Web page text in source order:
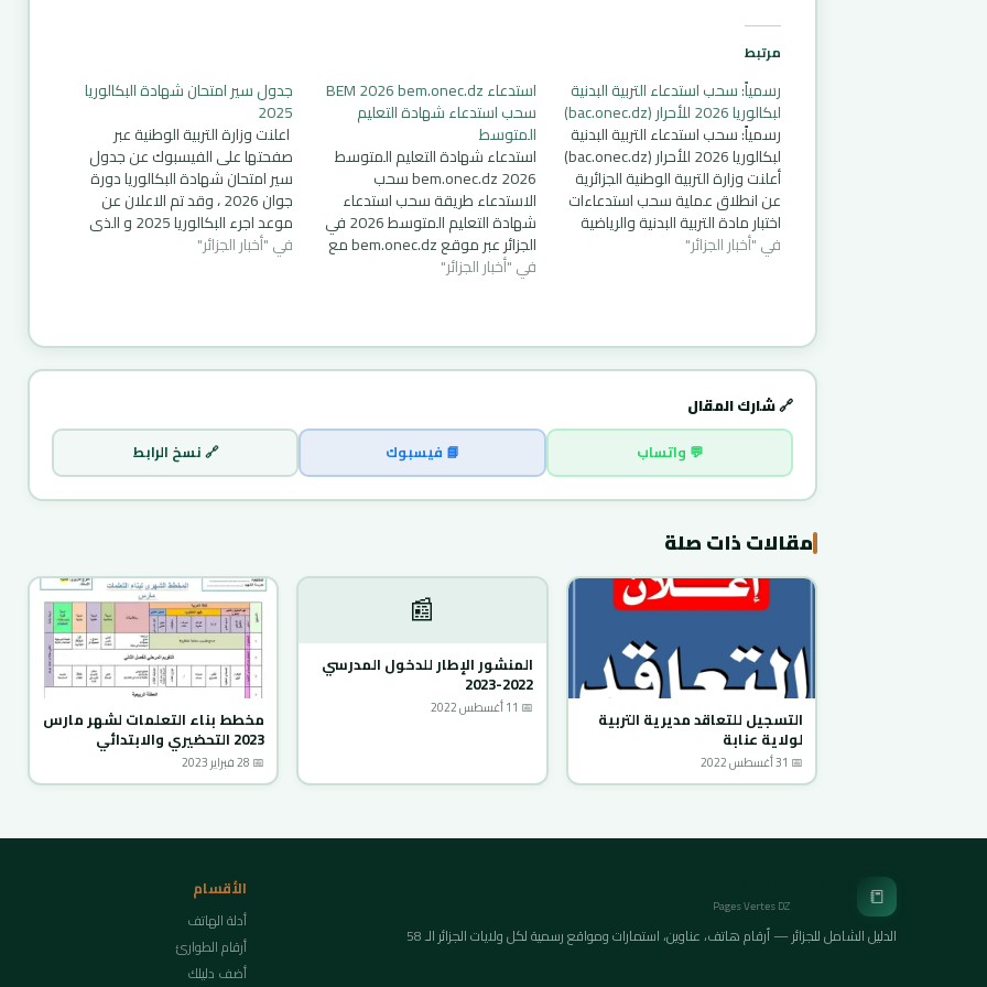
مرتبط
رسمياً: سحب استدعاء التربية البدنية
لبكالوريا 2026 للأحرار (bac.onec.dz)
رسمياً: سحب استدعاء التربية البدنية
لبكالوريا 2026 للأحرار (bac.onec.dz)
أعلنت وزارة التربية الوطنية الجزائرية
عن انطلاق عملية سحب استدعاءات
اختبار مادة التربية البدنية والرياضية
للمترشحين الأحرار (بما في ذلك
فترة سحب الاستدعاءات…
في "أخبار الجزائر"
استدعاء BEM 2026 bem.onec.dz
سحب استدعاء شهادة التعليم
المتوسط
استدعاء شهادة التعليم المتوسط
2026 bem.onec.dz سحب
الاستدعاء طريقة سحب استدعاء
شهادة التعليم المتوسط 2026 في
الجزائر عبر موقع bem.onec.dz مع
التواريخ الرسمية وخطوات التحميل
سحب استدعاء BEM 2026 يمكن
للمترشحين سحب الاستدعاء في…
في "أخبار الجزائر"
جدول سير امتحان شهادة البكالوريا
2025
اعلنت وزارة التربية الوطنية عبر
صفحتها على الفيسبوك عن جدول
سير امتحان شهادة البكالوريا دورة
جوان 2026 ، وقد تم الاعلان عن
موعد اجرء البكالوريا 2025 و الذي
في "أخبار الجزائر"
🔗 شارك المقال
💬 واتساب 📘 فيسبوك 🔗 نسخ الرابط
مقالات ذات صلة
التسجيل للتعاقد مديرية التربية
لولاية عنابة
📅 31 أغسطس 2022
📰
المنشور الإطار للدخول المدرسي
2022-2023
📅 11 أغسطس 2022 مخطط بناء التعلمات لشهر مارس
2023 التحضيري والابتدائي
📅 28 فبراير 2023
📒
Pages Vertes DZ
الدليل الشامل للجزائر — أرقام هاتف، عناوين، استمارات ومواقع رسمية لكل ولايات الجزائر الـ 58
الأقسام
أدلة الهاتف
أرقام الطوارئ
أضف دليلك